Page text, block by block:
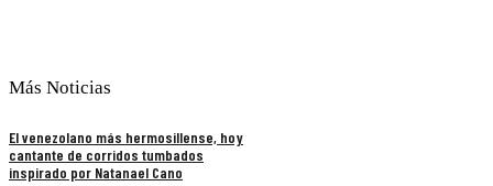
Más Noticias
El venezolano más hermosillense, hoy
cantante de corridos tumbados
inspirado por Natanael Cano